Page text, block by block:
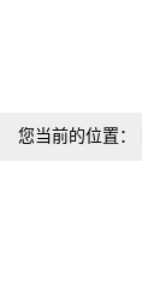
您当前的位置：